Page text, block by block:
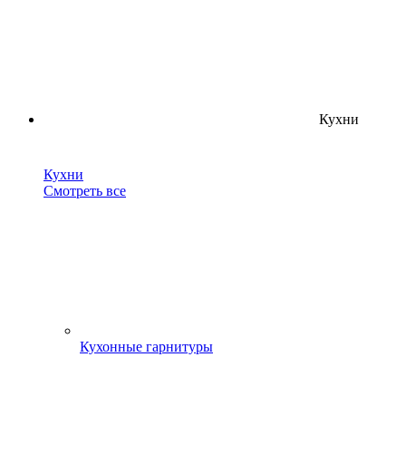
Кухни
Кухни
Смотреть все
Кухонные гарнитуры